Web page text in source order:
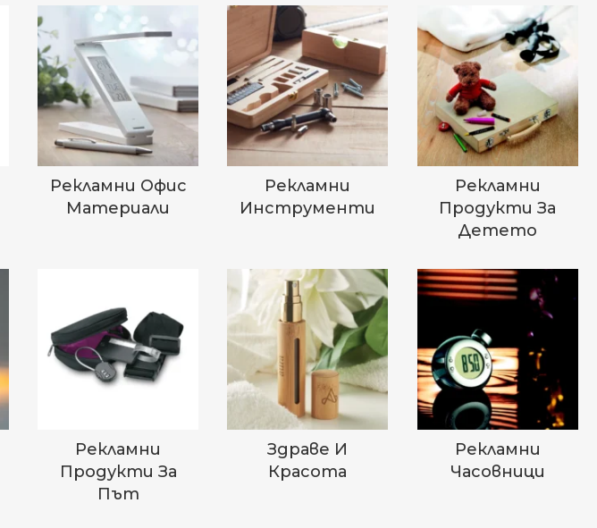
Рекламни Офис
Материали
Рекламни
Инструменти
Рекламни
Продукти За
Детето
Рекламни
Продукти За
Път
Здраве И
Красота
Рекламни
Часовници